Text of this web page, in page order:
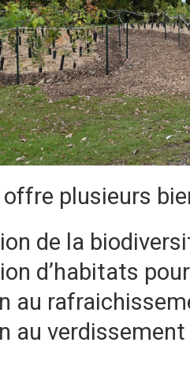
plusieurs
de la
d’habitats
au
au verdissement